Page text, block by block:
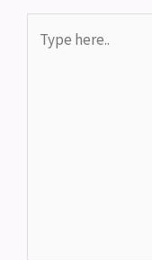
here..